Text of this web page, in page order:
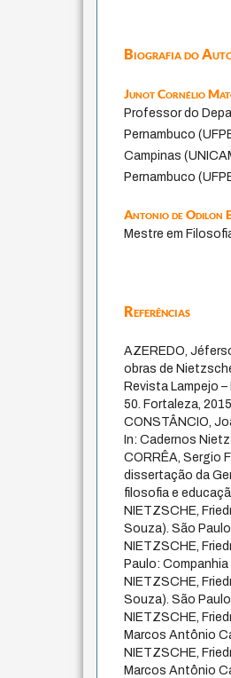
Biografia do
Junot Cornélio
Professor do
Pernambuco
Campinas
Pernambuco
Antonio de Odilon
Mestre em
Referências
AZEREDO,
obras de
Revista Lampejo
50. Fortaleza, 2015.
CONSTÂNCIO,
In: Cadernos
CORRÊA, Sergio
dissertação da
filosofia e
NIETZSCHE,
Souza). São
NIETZSCHE,
Paulo: Companhia
NIETZSCHE,
Souza). São
NIETZSCHE,
Marcos Antônio
NIETZSCHE,
Marcos Antônio